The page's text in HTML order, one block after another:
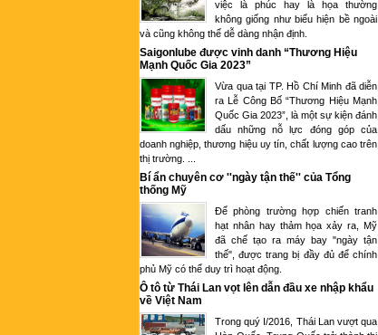
việc là phúc hay là họa thường
không giống như biểu hiện bề ngoài
và cũng không thể dễ dàng nhận định.
Saigonlube được vinh danh “Thương Hiệu
Mạnh Quốc Gia 2023”
Vừa qua tại TP. Hồ Chí Minh đã diễn
ra Lễ Công Bố “Thương Hiệu Mạnh
Quốc Gia 2023”, là một sự kiện đánh
dấu những nỗ lực đóng góp của
doanh nghiệp, thương hiệu uy tín, chất lượng cao trên
thị trường. ...
Bí ẩn chuyên cơ ''ngày tận thế'' của Tổng
thống Mỹ
Để phòng trường hợp chiến tranh
hạt nhân hay thảm họa xảy ra, Mỹ
đã chế tạo ra máy bay "ngày tận
thế", được trang bị đầy đủ để chính
phủ Mỹ có thể duy trì hoạt động.
Ô tô từ Thái Lan vọt lên dẫn đầu xe nhập khẩu
về Việt Nam
Trong quý I/2016, Thái Lan vượt qua